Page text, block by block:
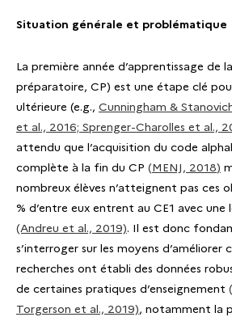
Situation générale et problématique
La première année d’apprentissage de
préparatoire, CP) est une étape clé
ultérieure (e.g., Cunningham &
et al., 2016; Sprenger-Charolles et al.,
attendu que l’acquisition du code
complète à la fin du CP (MENJ, 2018)
nombreux élèves n’atteignent pas ces
% d’entre eux entrent au CE1 avec
(Andreu et al., 2019). Il est donc
s’interroger sur les moyens d’améliorer
recherches ont établi des données
de certaines pratiques d’enseignement
Torgerson et al., 2019), notamment la